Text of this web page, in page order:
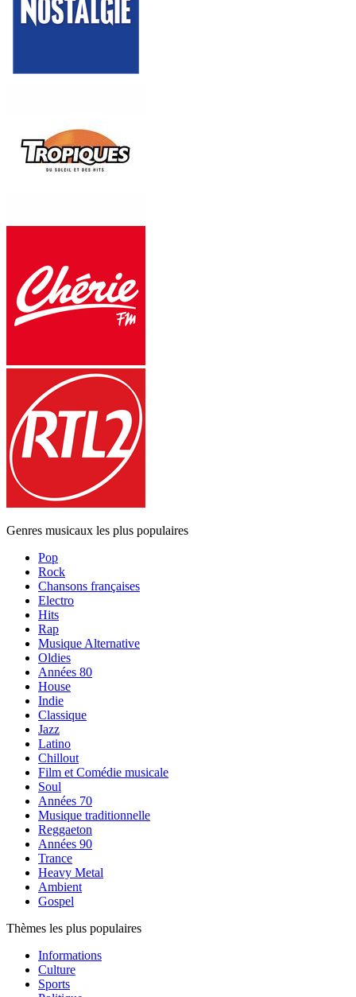
Genres musicaux les plus populaires
Pop
Rock
Chansons françaises
Electro
Hits
Rap
Musique Alternative
Oldies
Années 80
House
Indie
Classique
Jazz
Latino
Chillout
Film et Comédie musicale
Soul
Années 70
Musique traditionnelle
Reggaeton
Années 90
Trance
Heavy Metal
Ambient
Gospel
Thèmes les plus populaires
Informations
Culture
Sports